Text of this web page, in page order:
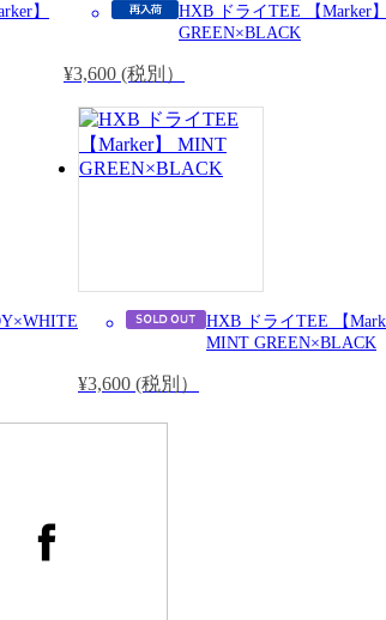
】
HXB ドライTEE 【Marker
GREEN×BLACK
¥3,600 (税別）
HXB ドライTEE 【
MINT GREEN×BLACK
¥3,600 (税別）